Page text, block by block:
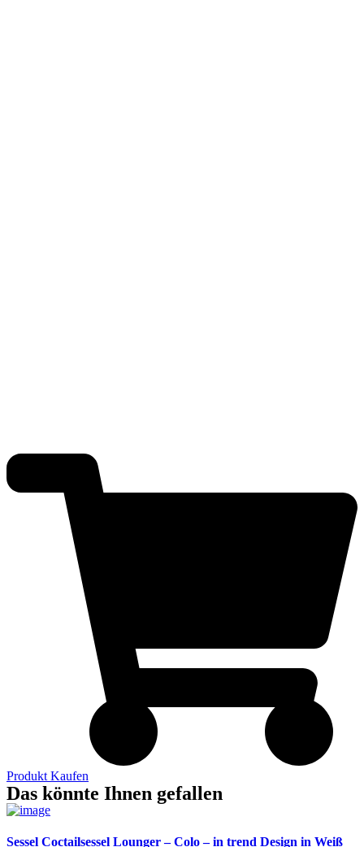
Produkt Kaufen
Das könnte Ihnen gefallen
Sessel Coctailsessel Lounger – Colo – in trend Design in Weiß